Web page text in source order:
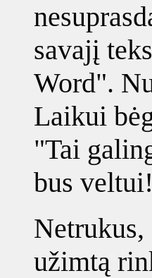
savajį
Word".
Laikui
"Tai
bus
užimtą